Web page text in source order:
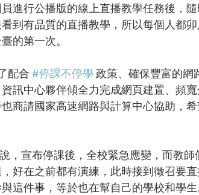
進行公播版的線上直播教學任務後，
到有品質的直播教學，所以每個人都
的第一次。
配合
#停課不停學 政策、確保豐富的網
訊中心夥伴傾全力完成網頁建置、頻
商請國家高速網路與計算中心協助，
好在之前都有演練，此時接到徵召要
這件事，等於也在幫自己的學校和學